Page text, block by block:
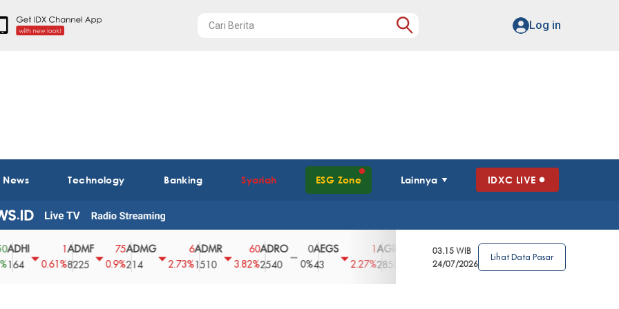
Log in
Technology Banking Syariah ESG Zone Lainnya IDXC LIVE
1
0.61%8225
75
0.9%
ADMG
214
6
2.73%1510
60
3.82%
ADRO
2540
0
0%
AEGS
43
1
2.27%2850
100
3.39%
AGRO
4
2.63%
AGRS
62
0%
03.15 WIB
24/07/2026
Lihat Data Pasar